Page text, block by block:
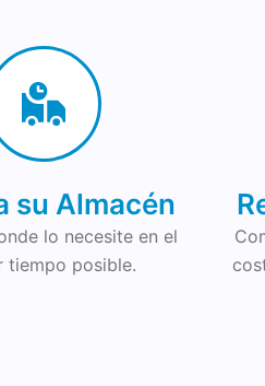
su Almacén
lo necesite en el
tiempo posible.